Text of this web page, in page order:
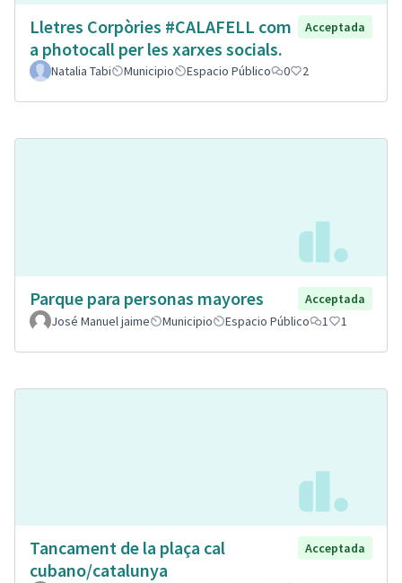
Lletres Corpòries #CALAFELL com
a photocall per les xarxes socials.
Acceptada
Natalia Tabi Municipio Espacio Público 0 2
Parque para personas mayores
Acceptada
José Manuel jaime
Municipio Espacio Público 1 1
Tancament de la plaça cal
cubano/catalunya
Acceptada